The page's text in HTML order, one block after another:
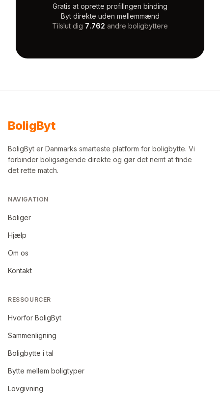
Gratis at oprette profilIngen binding
Byt direkte uden mellemmænd
Tilslut dig 7.762 andre boligbyttere
BoligByt
BoligByt er Danmarks smarteste platform for boligbytte. Vi
forbinder boligsøgende direkte og gør det nemt at finde
det rette match.
NAVIGATION
Boliger
Hjælp
Om os
Kontakt
RESSOURCER
Hvorfor BoligByt
Sammenligning
Boligbytte i tal
Bytte mellem boligtyper
Lovgivning